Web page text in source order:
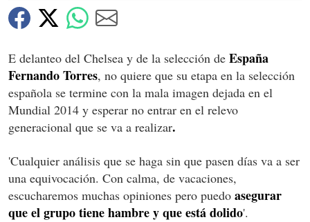
E delanteo del Chelsea y de la selección de España
Fernando Torres, no quiere que su etapa en la selección
española se termine con la mala imagen dejada en el
Mundial 2014 y esperar no entrar en el relevo
generacional que se va a realizar.
'Cualquier análisis que se haga sin que pasen días va a ser
una equivocación. Con calma, de vacaciones,
escucharemos muchas opiniones pero puedo asegurar
que el grupo tiene hambre y que está dolido'.